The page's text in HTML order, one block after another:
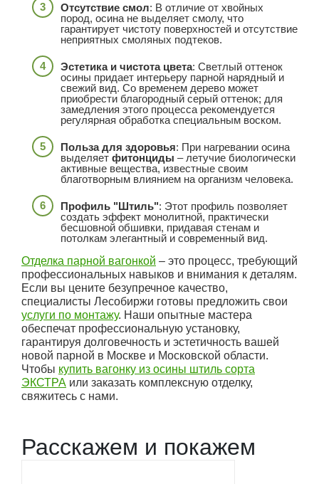
Отсутствие смол: В отличие от хвойных
пород, осина не выделяет смолу, что
гарантирует чистоту поверхностей и отсутствие
неприятных смоляных подтеков.
Эстетика и чистота цвета: Светлый оттенок
осины придает интерьеру парной нарядный и
свежий вид. Со временем дерево может
приобрести благородный серый оттенок; для
замедления этого процесса рекомендуется
регулярная обработка специальным воском.
Польза для здоровья: При нагревании осина
выделяет фитонциды – летучие биологически
активные вещества, известные своим
благотворным влиянием на организм человека.
Профиль "Штиль": Этот профиль позволяет
создать эффект монолитной, практически
бесшовной обшивки, придавая стенам и
потолкам элегантный и современный вид.
Отделка парной вагонкой – это процесс, требующий
профессиональных навыков и внимания к деталям.
Если вы цените безупречное качество,
специалисты Лесобиржи готовы предложить свои
услуги по монтажу. Наши опытные мастера
обеспечат профессиональную установку,
гарантируя долговечность и эстетичность вашей
новой парной в Москве и Московской области.
Чтобы купить вагонку из осины штиль сорта
ЭКСТРА или заказать комплексную отделку,
свяжитесь с нами.
Расскажем и покажем